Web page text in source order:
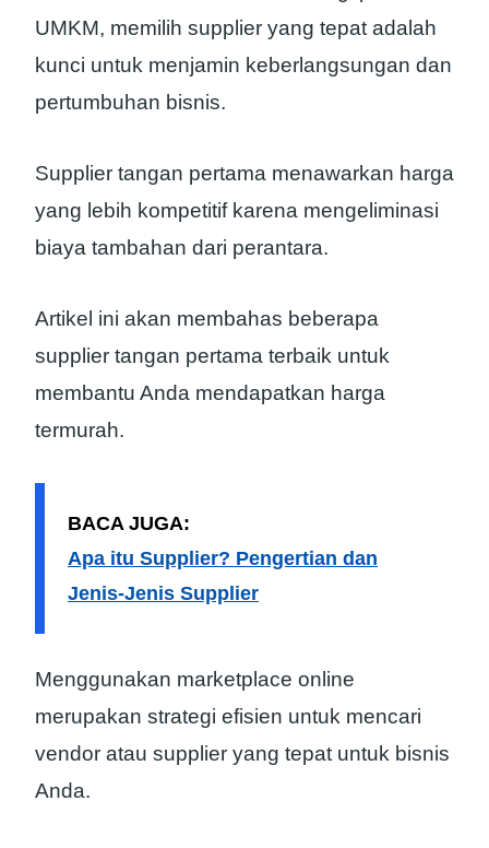
UMKM, memilih supplier yang tepat adalah
kunci untuk menjamin keberlangsungan dan
pertumbuhan bisnis.
Supplier tangan pertama menawarkan harga
yang lebih kompetitif karena mengeliminasi
biaya tambahan dari perantara.
Artikel ini akan membahas beberapa
supplier tangan pertama terbaik untuk
membantu Anda mendapatkan harga
termurah.
BACA JUGA:
Apa itu Supplier? Pengertian dan
Jenis-Jenis Supplier
Menggunakan marketplace online
merupakan strategi efisien untuk mencari
vendor atau supplier yang tepat untuk bisnis
Anda.